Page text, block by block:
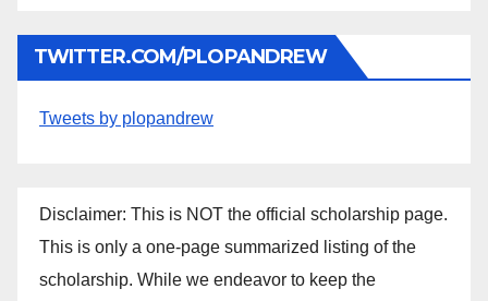
TWITTER.COM/PLOPANDREW
Tweets by plopandrew
Disclaimer: This is NOT the official scholarship page.
This is only a one-page summarized listing of the
scholarship. While we endeavor to keep the